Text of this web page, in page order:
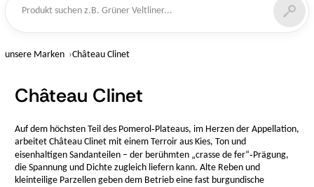
suchen
unsere Marken Château Clinet
Château Clinet
Auf dem höchsten Teil des Pomerol‑Plateaus, im Herzen der Appellation,
arbeitet Château Clinet mit einem Terroir aus Kies, Ton und
eisenhaltigen Sandanteilen – der berühmten „crasse de fer“‑Prägung,
die Spannung und Dichte zugleich liefern kann. Alte Reben und
kleinteilige Parzellen geben dem Betrieb eine fast burgundische